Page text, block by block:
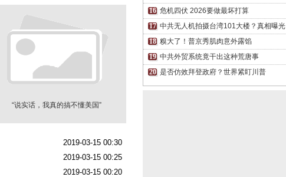
“说实话，我真的搞不懂美国”
2019-03-15 00:30
2019-03-15 00:25
2019-03-15 00:20
危机四伏 2026要做最坏打算
中共无人机拍摄台湾101大楼？真相曝光
糗大了！普京秀肌肉意外露馅
中共外贸系统竟干出这种荒唐事
是否仿效拜登政府？世界紧盯川普